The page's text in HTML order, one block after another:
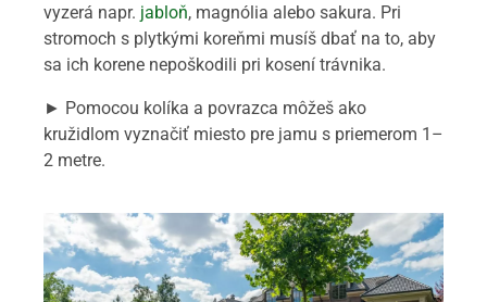
vyzerá napr. jabloň, magnólia alebo sakura. Pri
stromoch s plytkými koreňmi musíš dbať na to, aby
sa ich korene nepoškodili pri kosení trávnika.
► Pomocou kolíka a povrazca môžeš ako
kružidlom vyznačiť miesto pre jamu s priemerom 1–
2 metre.